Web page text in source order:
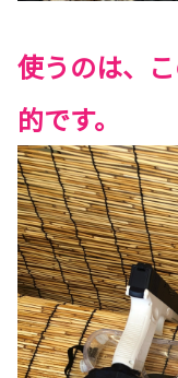
使うのは、
的です。